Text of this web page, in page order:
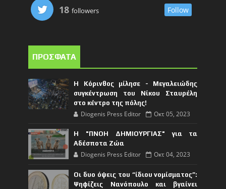
18 followers Follow
ΠΡΟΣΦΑΤΑ
Η Κόρινθος μίλησε - Μεγαλειώδης
συγκέντρωση του Νίκου Σταυρέλη
στο κέντρο της πόλης!
Diogenis Press Editor Οκτ 05, 2023
Η "ΠΝΟΗ ΔΗΜΙΟΥΡΓΙΑΣ" για τα
Αδέσποτα Ζώα
Diogenis Press Editor Οκτ 04, 2023
Οι δυο όψεις του “ίδιου νομίσματος”:
Ψηφίζεις Νανόπουλο και βγαίνει